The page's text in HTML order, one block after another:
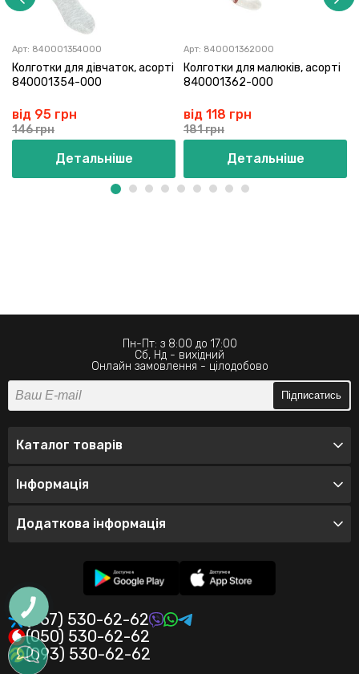
Арт: 840001354000
Колготки для дівчаток, асорті
840001354-000
від 95 грн
146 грн
Детальніше
Арт: 840001362000
Колготки для малюків, асорті
840001362-000
від 118 грн
181 грн
Детальніше
Пн-Пт: з 8:00 до 17:00
Сб, Нд - вихідний
Онлайн замовлення - цілодобово
Підписатись
Каталог товарів
Інформація
Додаткова інформація
(067) 530-62-62
(050) 530-62-62
(093) 530-62-62